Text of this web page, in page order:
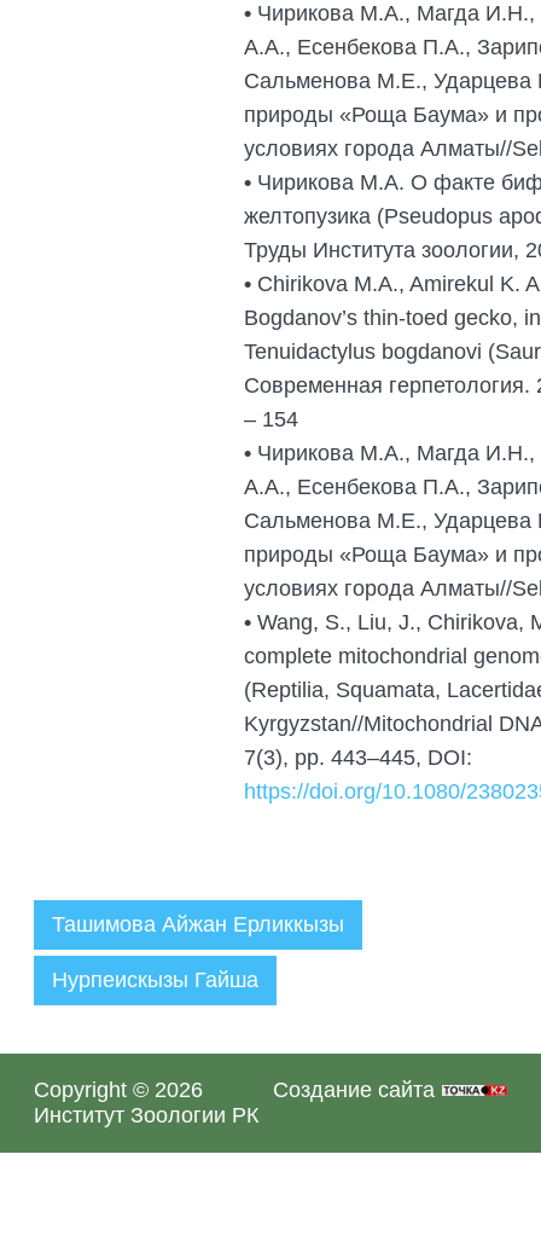
• Чирикова М.А., Магда
А.А., Есенбекова П.А.,
Сальменова М.Е., Ударцева
природы «Роща Баума» и
условиях города Алматы//
• Чирикова М.А. О факте
желтопузика (Pseudopus
Труды Института зоологии,
• Chirikova M.A., Amirekul K.
Bogdanov’s thin-toed gecko,
Tenuidactylus bogdanovi
Cовременная
– 154
• Чирикова М.А., Магда
А.А., Есенбекова П.А.,
Сальменова М.Е., Ударцева
природы «Роща Баума» и
условиях города Алматы//
• Wang, S., Liu, J., Chirikova,
complete mitochondrial
(Reptilia, Squamata,
Kyrgyzstan//Mitochondrial
7(3), pp. 443–445, DOI:
https://doi.org/10.1080/
Администратор
04.05.2023
Ташимова Айжан Ерликкызы
Нурпеискызы Гайша
Copyright © 2026
Институт Зоологии РК
Создание сайта